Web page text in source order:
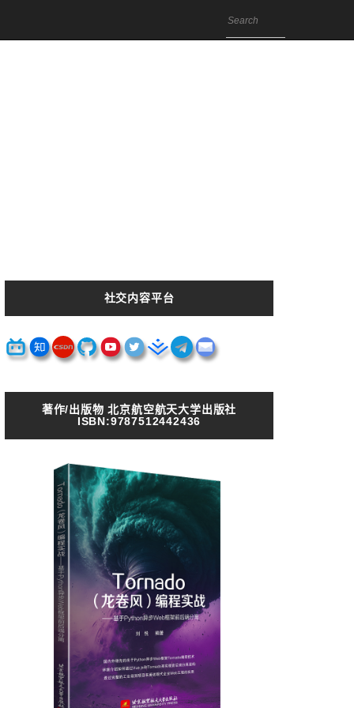
社交内容平台
著作/出版物 北京航空航天大学出版社
ISBN:9787512442436